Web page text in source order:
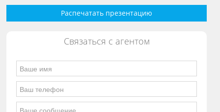
Распечатать презентацию
Связаться с агентом